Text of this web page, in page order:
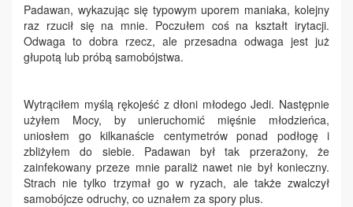
Padawan, wykazując się typowym uporem maniaka, kolejny
raz rzucił się na mnie. Poczułem coś na kształt irytacji.
Odwaga to dobra rzecz, ale przesadna odwaga jest już
głupotą lub próbą samobójstwa.
Wytrąciłem myślą rękojeść z dłoni młodego Jedi. Następnie
użyłem Mocy, by unieruchomić mięśnie młodzieńca,
uniosłem go kilkanaście centymetrów ponad podłogę i
zbliżyłem do siebie. Padawan był tak przerażony, że
zainfekowany przeze mnie paraliż nawet nie był konieczny.
Strach nie tylko trzymał go w ryzach, ale także zwalczył
samobójcze odruchy, co uznałem za spory plus.